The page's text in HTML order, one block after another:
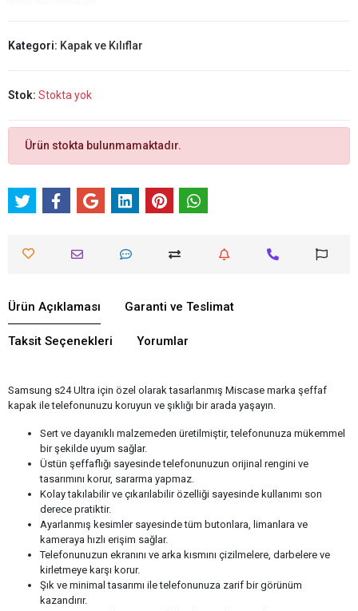
Kategori: Kapak ve Kılıflar
Stok: Stokta yok
Ürün stokta bulunmamaktadır.
Ürün Açıklaması Garanti ve Teslimat
Taksit Seçenekleri Yorumlar
Samsung s24 Ultra için özel olarak tasarlanmış Miscase marka şeffaf
kapak ile telefonunuzu koruyun ve şıklığı bir arada yaşayın.
Sert ve dayanıklı malzemeden üretilmiştir, telefonunuza mükemmel
bir şekilde uyum sağlar.
Üstün şeffaflığı sayesinde telefonunuzun orijinal rengini ve
tasarımını korur, sararma yapmaz.
Kolay takılabilir ve çıkarılabilir özelliği sayesinde kullanımı son
derece pratiktir.
Ayarlanmış kesimler sayesinde tüm butonlara, limanlara ve
kameraya hızlı erişim sağlar.
Telefonunuzun ekranını ve arka kısmını çizilmelere, darbelere ve
kirletmeye karşı korur.
Şık ve minimal tasarımı ile telefonunuza zarif bir görünüm
kazandırır.